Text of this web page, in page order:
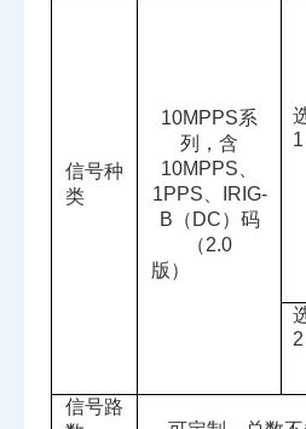
信号种
类
10MPPS系
列，含
10MPPS、
1PPS、
IRIG-
B （ DC）码
（2.0
版）
信号路